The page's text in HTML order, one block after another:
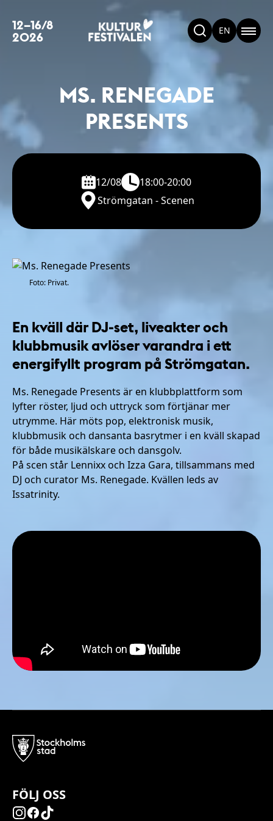
12–16/8
2026 EN
MS. RENEGADE
PRESENTS
12/08
18:00-20:00
Strömgatan - Scenen
Foto: Privat.
En kväll där DJ-set, liveakter och
klubbmusik avlöser varandra i ett
energifyllt program på Strömgatan.
Ms. Renegade Presents är en klubbplattform som
lyfter röster, ljud och uttryck som förtjänar mer
utrymme. Här möts pop, elektronisk musik,
klubbmusik och dansanta basrytmer i en kväll skapad
för både musikälskare och dansgolv.
På scen står Lennixx och Izza Gara, tillsammans med
DJ och curator Ms. Renegade. Kvällen leds av
Issatrinity.
FÖLJ OSS